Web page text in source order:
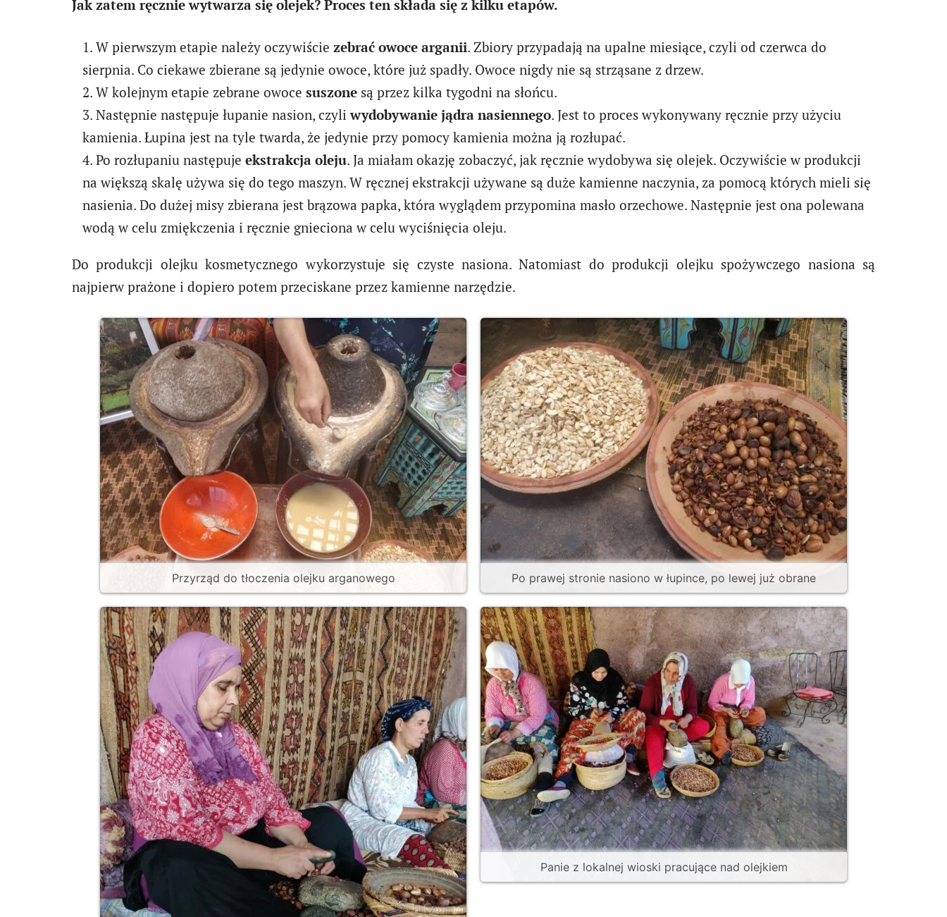
Jak zatem ręcznie wytwarza się olejek? Proces ten składa się z kilku etapów.
W pierwszym etapie należy oczywiście zebrać owoce arganii. Zbiory przypadają na upalne miesiące, czyli od czerwca do
sierpnia. Co ciekawe zbierane są jedynie owoce, które już spadły. Owoce nigdy nie są strząsane z drzew.
W kolejnym etapie zebrane owoce suszone są przez kilka tygodni na słońcu.
Następnie następuje łupanie nasion, czyliwydobywanie jądra nasiennego. Jest to proces wykonywany ręcznie przy użyciu
kamienia. Łupina jest na tyle twarda, że jedynie przy pomocy kamienia można ją rozłupać.
Po rozłupaniu następuje ekstrakcja oleju. Ja miałam okazję zobaczyć, jak ręcznie wydobywa się olejek. Oczywiście w produkcji
na większą skalę używa się do tego maszyn. W ręcznej ekstrakcji używane są duże kamienne naczynia, za pomocą których mieli się
nasienia. Do dużej misy zbierana jest brązowa papka, która wyglądem przypomina masło orzechowe. Następnie jest ona polewana
wodą w celu zmiękczenia i ręcznie gnieciona w celu wyciśnięcia oleju.
Do produkcji olejku kosmetycznego wykorzystuje się czyste nasiona. Natomiast do produkcji olejku spożywczego nasiona są
najpierw prażone i dopiero potem przeciskane przez kamienne narzędzie.
Przyrząd do tłoczenia olejku arganowego Po prawej stronie nasiono w łupince, po lewej już obrane
Panie z lokalnej wioski pracujące nad olejkiem